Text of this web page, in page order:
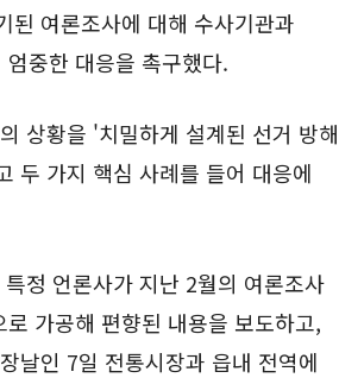
된 여론조사에 대해 수사기관과
중한 대응을 촉구했다.
상황을 '치밀하게 설계된 선거 방해
두 가지 핵심 사례를 들어 대응에
정 언론사가 지난 2월의 여론조사
가공해 편향된 내용을 보도하고,
날인 7일 전통시장과 읍내 전역에